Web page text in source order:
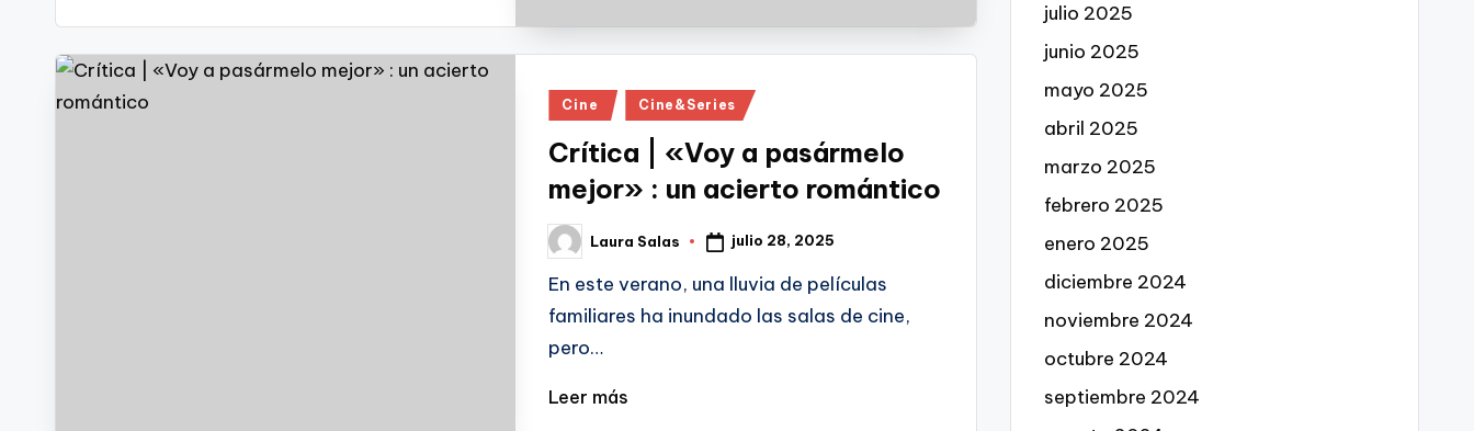
Publicado
Cine Cine&Series
Crítica | «Voy a pasármelo
mejor» : un acierto romántico
Publicado
por
Laura Salas julio 28, 2025
En este verano, una lluvia de películas
familiares ha inundado las salas de cine,
pero…
Leer más
julio 2025
junio 2025
mayo 2025
abril 2025
marzo 2025
febrero 2025
enero 2025
diciembre 2024
noviembre 2024
octubre 2024
septiembre 2024